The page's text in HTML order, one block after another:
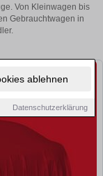
ablehnen
Datenschutzerklärung
Von Kleinwagen bis
Gebrauchtwagen in